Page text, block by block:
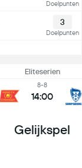
Doelpunten
3
Doelpunten
Eliteserien
8-8
14:00
Gelijkspel